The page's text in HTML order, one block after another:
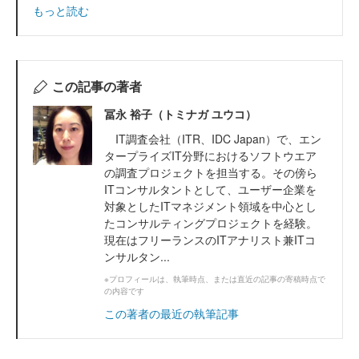
もっと読む
この記事の著者
冨永 裕子（トミナガ ユウコ）
IT調査会社（ITR、IDC Japan）で、エン
タープライズIT分野におけるソフトウエア
の調査プロジェクトを担当する。その傍ら
ITコンサルタントとして、ユーザー企業を
対象としたITマネジメント領域を中心とし
たコンサルティングプロジェクトを経験。
現在はフリーランスのITアナリスト兼ITコ
ンサルタン...
※プロフィールは、執筆時点、または直近の記事の寄稿時点で
の内容です
この著者の最近の執筆記事